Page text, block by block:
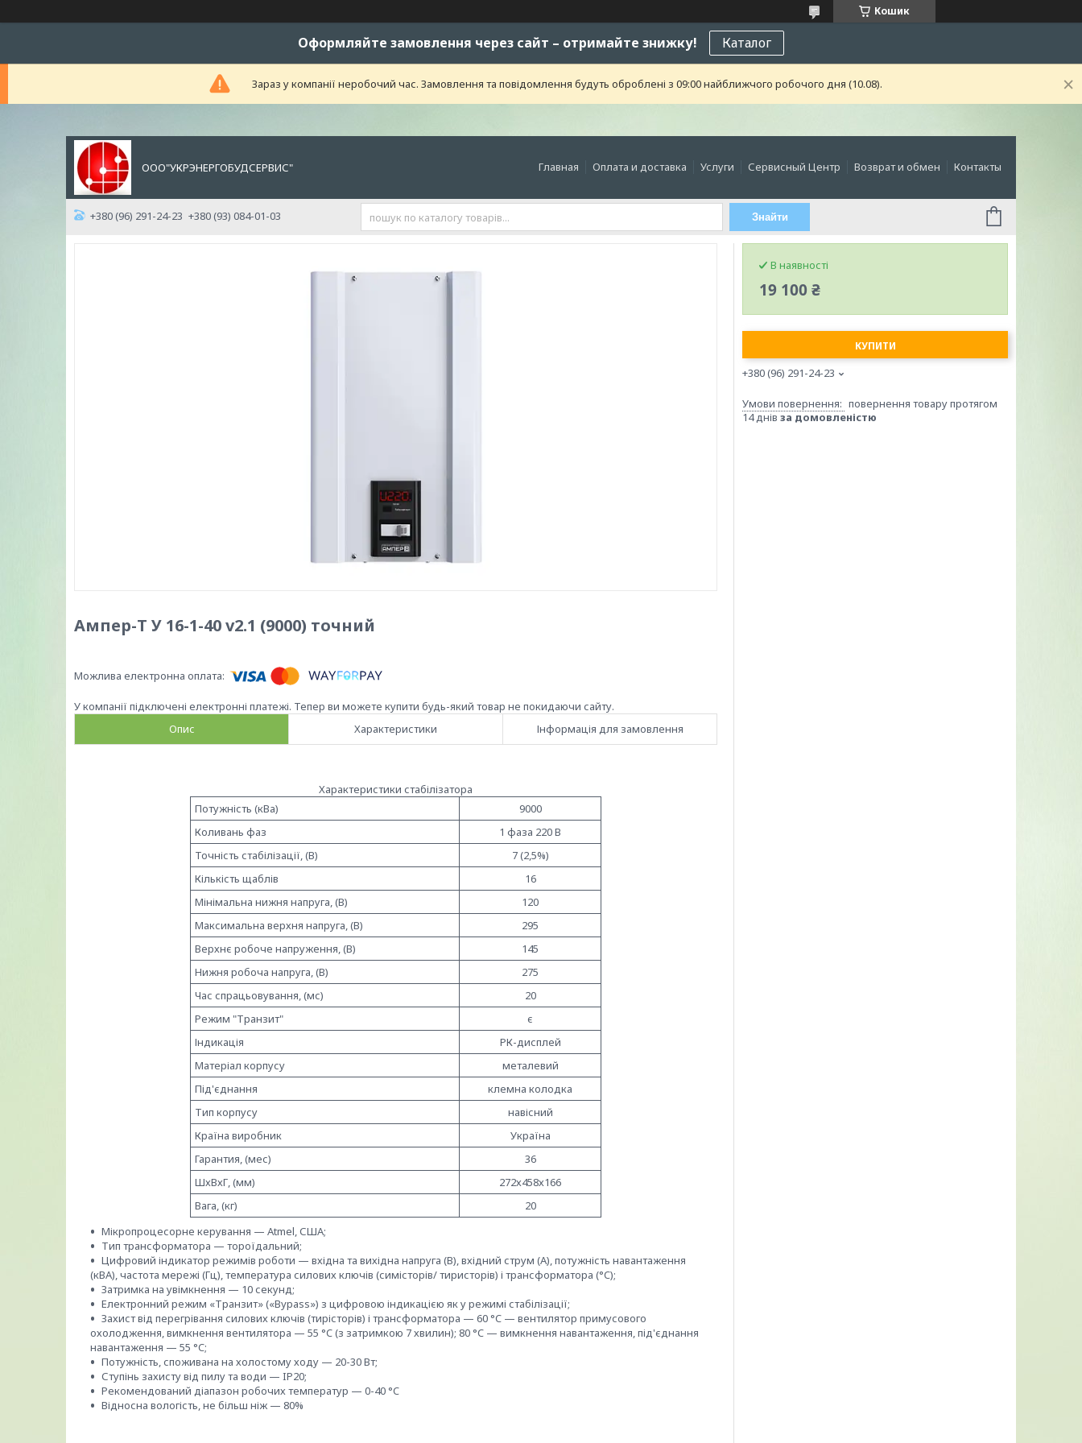
Кошик
Оформляйте замовлення через сайт – отримайте знижку! Каталог
Зараз у компанії неробочий час. Замовлення та повідомлення будуть оброблені з 09:00 найближчого робочого дня (10.08).
ООО"УКРЭНЕРГОБУДСЕРВИС" Главная Оплата и доставка Услуги Сервисный Центр Возврат и обмен Контакты
+380 (96) 291-24-23 +380 (93) 084-01-03 Знайти
Ампер-Т У 16-1-40 v2.1 (9000) точний
У компанії підключені електронні платежі. Тепер ви можете купити будь-який товар не покидаючи сайту.
Опис
Характеристики Інформація для замовлення
Характеристики стабілізатора
Потужність (кВа)
9000
Коливань фаз
1 фаза 220 В
Точність стабілізації, (В)
7 (2,5%)
Кількість щаблів
16
Мінімальна нижня напруга, (В)
120
Максимальна верхня напруга, (В)
295
Верхнє робоче напруження, (В)
145
Нижня робоча напруга, (В)
275
Час спрацьовування, (мс)
20
Режим "Транзит"
є
Індикація
РК-дисплей
Матеріал корпусу
металевий
Під'єднання
клемна колодка
Тип корпусу
навісний
Країна виробник
Україна
Гарантия, (мес)
36
ШхВхГ, (мм)
272х458х166
Вага, (кг)
20
Мікропроцесорне керування — Atmel, США;
Тип трансформатора — тороїдальний;
Цифровий індикатор режимів роботи — вхідна та вихідна напруга (В), вхідний струм (А), потужність навантаження
(кВА), частота мережі (Гц), температура силових ключів (симісторів/ тиристорів) і трансформатора (°C);
Затримка на увімкнення — 10 секунд;
Електронний режим «Транзит» («Bypass») з цифровою індикацією як у режимі стабілізації;
Захист від перегрівання силових ключів (тирісторів) і трансформатора — 60 °C — вентилятор примусового
охолодження, вимкнення вентилятора — 55 °C (з затримкою 7 хвилин); 80 °C — вимкнення навантаження, під'єднання
навантаження — 55 °C;
Потужність, споживана на холостому ходу — 20-30 Вт;
Ступінь захисту від пилу та води — IP20;
Рекомендований діапазон робочих температур — 0-40 °C
Відносна вологість, не більш ніж — 80%
В наявності
19 100 ₴
КУПИТИ
+380 (96) 291-24-23
повернення товару протягом
14 днів за домовленістю